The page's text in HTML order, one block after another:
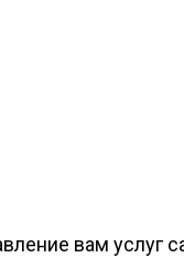
вам услуг